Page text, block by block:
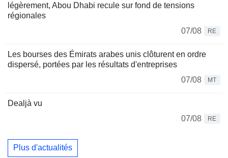
légèrement, Abou Dhabi recule sur fond de tensions
régionales
07/08
RE
Les bourses des Émirats arabes unis clôturent en ordre
dispersé, portées par les résultats d'entreprises
07/08
MT
Dealjà vu
07/08
RE
Plus d'actualités